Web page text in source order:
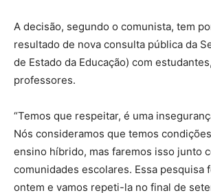
A decisão, segundo o comunista, tem
resultado de nova consulta pública da
de Estado da Educação) com
professores.
“Temos que respeitar, é uma
Nós consideramos que temos
ensino híbrido, mas faremos isso junto
comunidades escolares. Essa pesquisa
ontem e vamos repeti-la no final de